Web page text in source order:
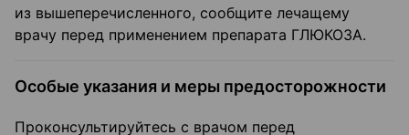
из вышеперечисленного, сообщите лечащему
врачу перед применением препарата ГЛЮКОЗА.
Особые указания и меры предосторожности
Проконсультируйтесь с врачом перед